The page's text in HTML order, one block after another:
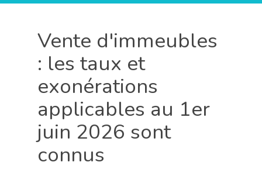
Vente d'immeubles
: les taux et
exonérations
applicables au 1er
juin 2026 sont
connus